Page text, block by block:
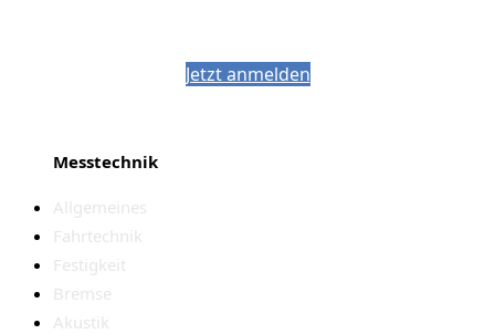
Jetzt anmelden
Messtechnik
Allgemeines
Fahrtechnik
Festigkeit
Bremse
Akustik